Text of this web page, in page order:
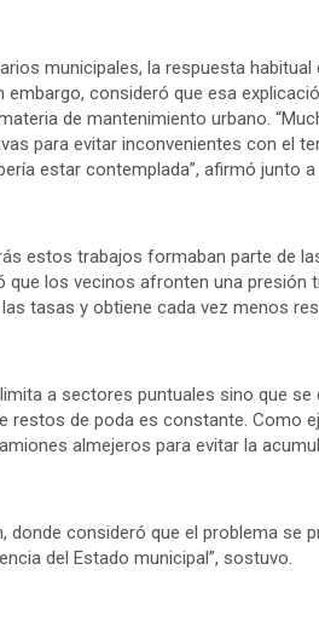
municipales, la respuesta
consideró que esa
de mantenimiento urbano.
para evitar inconvenientes con el
estar contemplada”, afirmó junto a
estos trabajos formaban parte de
que los vecinos afronten una presión
tasas y obtiene cada vez menos
a sectores puntuales sino que se
restos de poda es constante. Como
almejeros para evitar la
donde consideró que el problema se
del Estado municipal”, sostuvo.